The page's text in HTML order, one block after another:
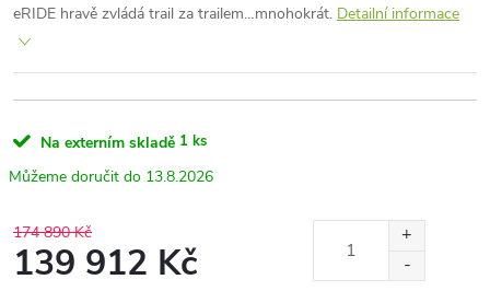
eRIDE hravě zvládá trail za trailem…mnohokrát. Detailní informace
Na externím skladě 1 ks
13.8.2026
174 890 Kč
139 912 Kč